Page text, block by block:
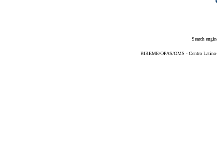
Search
BIREME/OPAS/OMS - Centro Latino-